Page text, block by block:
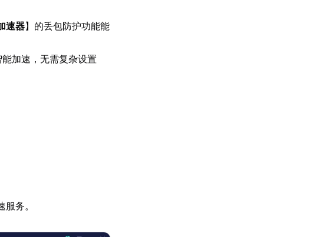
速器】的丢包防护功能能
加速，无需复杂设置
务。